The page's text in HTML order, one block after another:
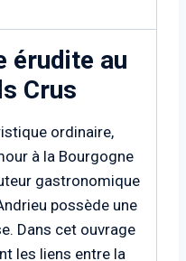
érudite au
Crus
ordinaire,
à la Bourgogne
gastronomique
possède une
Dans cet ouvrage
les liens entre la